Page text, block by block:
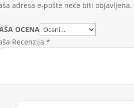
adresa e-pošte neće biti objavljena.
OCENA
Recenzija *